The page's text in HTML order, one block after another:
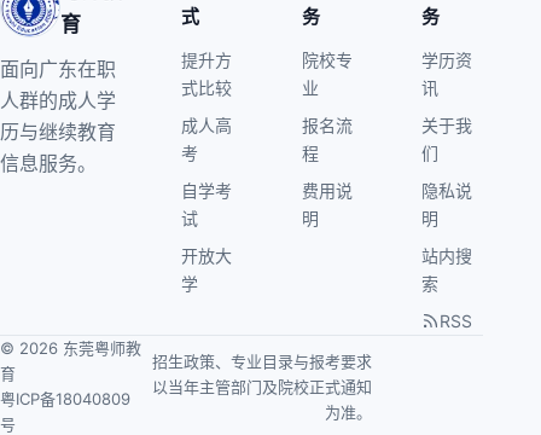
育
面向广东在职
人群的成人学
历与继续教育
信息服务。
式
提升方
式比较
成人高
考
自学考
试
开放大
学
务
院校专
业
报名流
程
费用说
明
务
学历资
讯
关于我
们
隐私说
明
站内搜
索
RSS
© 2026 东莞粤师教
育
粤ICP备18040809
号
招生政策、专业目录与报考要求
以当年主管部门及院校正式通知
为准。